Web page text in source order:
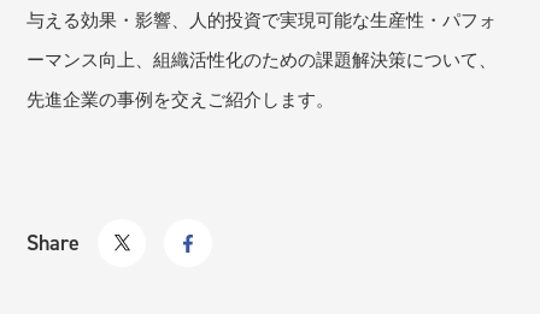
与える効果・影響、人的投資で実現可能な生産性・パフォ
ーマンス向上、組織活性化のための課題解決策について、
先進企業の事例を交えご紹介します。
Share